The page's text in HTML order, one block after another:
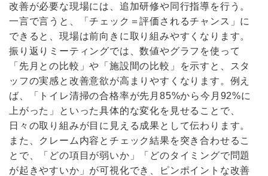
改善が必要な現場には、追加研修や同行指導を行う。
一言で言うと、「チェック＝評価されるチャンス」に
できると、現場は前向きに取り組みやすくなります。
振り返りミーティングでは、数値やグラフを使って
「先月との比較」や「施設間の比較」を示すと、スタ
ッフの実感と改善意欲が高まりやすくなります。例え
ば、「トイレ清掃の合格率が先月85%から今月92%に
上がった」といった具体的な変化を見せることで、
日々の取り組みが目に見える成果として伝わります。
また、クレーム内容とチェック結果を突き合わせるこ
とで、「どの項目が弱いか」「どのタイミングで問題
が起きやすいか」が可視化でき、ピンポイントな改善